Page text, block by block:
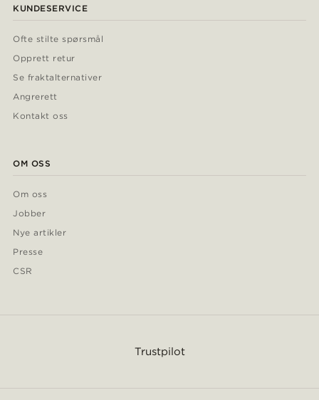
KUNDESERVICE
Ofte stilte spørsmål
Opprett retur
Se fraktalternativer
Angrerett
Kontakt oss
OM OSS
Om oss
Jobber
Nye artikler
Presse
CSR
Trustpilot